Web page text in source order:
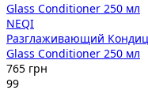
NEQI
Разглаживающий
Glass Conditioner 250 мл
765 грн
99